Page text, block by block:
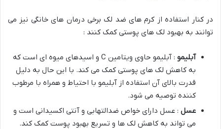
در کنار استفاده از کرم های ضد لک برخی درمان های خانگی نیز می
توانند به بهبود لک های پوستی کمک کنند :
آبلیمو
: آبلیمو حاوی ویتامین C و اسیدهای میوه ای است که
به کاهش لک های پوستی کمک می کند. با این حال به دلیل
قدرت بالای آن استفاده از آبلیمو با احتیاط و همراه با مرطوب
کننده توصیه می شود.
عسل : عسل دارای خواص ضدالتهابی و آنتی اکسیدانی است و
می تواند به کاهش لک ها و تسریع بهبود پوست کمک کند.